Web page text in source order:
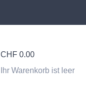
CHF 0.00
Ihr Warenkorb ist leer